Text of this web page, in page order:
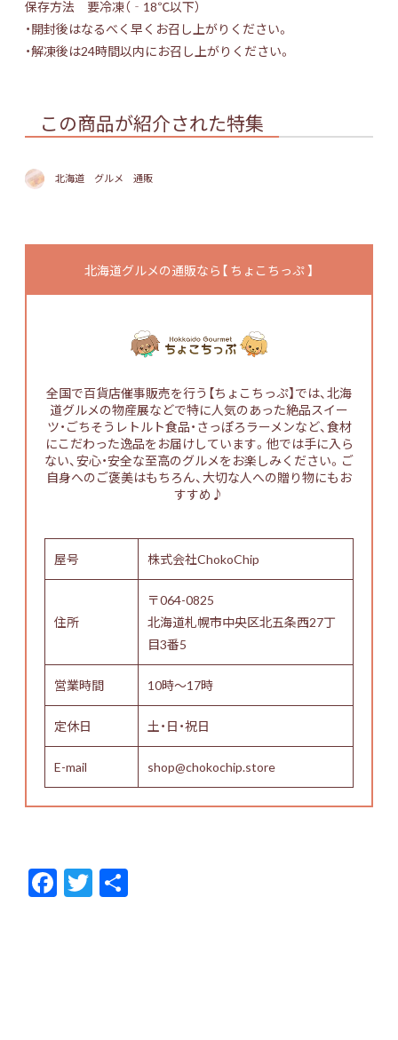
保存方法 要冷凍（‐18℃以下）
・開封後はなるべく早くお召し上がりください。
・解凍後は24時間以内にお召し上がりください。
この商品が紹介された特集
北海道 グルメ 通販
北海道グルメの通販なら【 ちょこちっぷ 】
全国で百貨店催事販売を行う【ちょこちっぷ】では、北海
道グルメの物産展などで特に人気のあった絶品スイー
ツ・ごちそうレトルト食品・さっぽろラーメンなど、食材
にこだわった逸品をお届けしています。他では手に入ら
ない、安心・安全な至高のグルメをお楽しみください。ご
自身へのご褒美はもちろん、大切な人への贈り物にもお
すすめ♪
屋号 株式会社ChokoChip
住所
〒064-0825
北海道札幌市中央区北五条西27丁
目3番5
営業時間 10時～17時
定休日 土・日・祝日
E-mail shop@chokochip.store
F
ac
T
w